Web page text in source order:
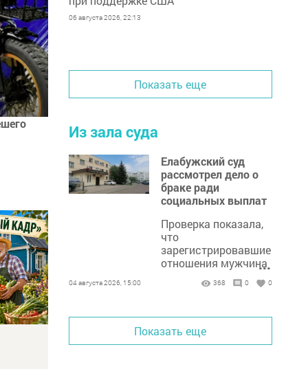
06 августа 2026, 22:13
Показать еще
Из зала суда
Елабужский суд
рассмотрел дело о
браке ради
социальных выплат
Проверка показала,
что
зарегистрировавшие
отношения мужчина
и женщина вместе не
жили и общего
Брак был заключен
для получения мер
социальной
...
04 августа 2026, 15:00 368 0 0
Показать еще